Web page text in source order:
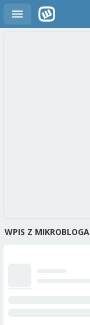
WPIS Z MIKROBLOGA